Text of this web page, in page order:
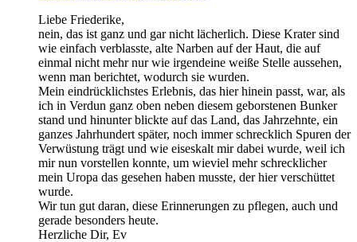
Liebe Friederike,
nein, das ist ganz und gar nicht lächerlich. Diese Krater sind
wie einfach verblasste, alte Narben auf der Haut, die auf
einmal nicht mehr nur wie irgendeine weiße Stelle aussehen,
wenn man berichtet, wodurch sie wurden.
Mein eindrücklichstes Erlebnis, das hier hinein passt, war, als
ich in Verdun ganz oben neben diesem geborstenen Bunker
stand und hinunter blickte auf das Land, das Jahrzehnte, ein
ganzes Jahrhundert später, noch immer schrecklich Spuren der
Verwüstung trägt und wie eiseskalt mir dabei wurde, weil ich
mir nun vorstellen konnte, um wieviel mehr schrecklicher
mein Uropa das gesehen haben musste, der hier verschüttet
wurde.
Wir tun gut daran, diese Erinnerungen zu pflegen, auch und
gerade besonders heute.
Herzliche Dir, Ev